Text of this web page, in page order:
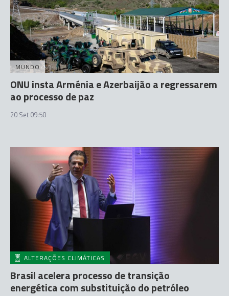
MUNDO
ONU insta Arménia e Azerbaijão a regressarem
ao processo de paz
20 Set 09:50
ALTERAÇÕES CLIMÁTICAS
Brasil acelera processo de transição
energética com substituição do petróleo